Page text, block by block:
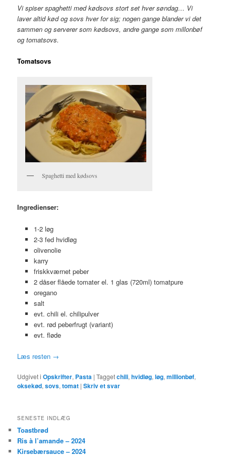
Vi spiser spaghetti med kødsovs stort set hver søndag… Vi
laver altid kød og sovs hver for sig; nogen gange blander vi det
sammen og serverer som kødsovs, andre gange som millonbøf
og tomatsovs.
Tomatsovs
Spaghetti med kødsovs
Ingredienser:
1-2 løg
2-3 fed hvidløg
olivenolie
karry
friskkværnet peber
2 dåser flåede tomater el. 1 glas (720ml) tomatpure
oregano
salt
evt. chili el. chilipulver
evt. rød peberfrugt (variant)
evt. fløde
Læs resten →
Udgivet i Opskrifter, Pasta |Taggetchili,hvidløg,løg,millionbøf,
oksekød,sovs,tomat |Skriv et svar
SENESTE INDLÆG
Toastbrød
Ris à l’amande – 2024
Kirsebærsauce – 2024